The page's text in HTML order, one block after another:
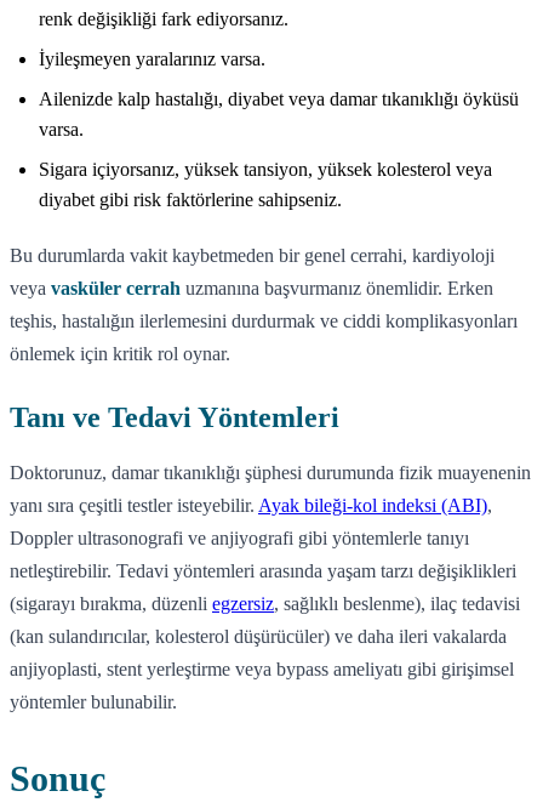
renk değişikliği fark ediyorsanız.
İyileşmeyen yaralarınız varsa.
Ailenizde kalp hastalığı, diyabet veya damar tıkanıklığı öyküsü
varsa.
Sigara içiyorsanız, yüksek tansiyon, yüksek kolesterol veya
diyabet gibi risk faktörlerine sahipseniz.
Bu durumlarda vakit kaybetmeden bir genel cerrahi, kardiyoloji
veya vasküler cerrah uzmanına başvurmanız önemlidir. Erken
teşhis, hastalığın ilerlemesini durdurmak ve ciddi komplikasyonları
önlemek için kritik rol oynar.
Tanı ve Tedavi Yöntemleri
Doktorunuz, damar tıkanıklığı şüphesi durumunda fizik muayenenin
yanı sıra çeşitli testler isteyebilir. Ayak bileği-kol indeksi (ABI),
Doppler ultrasonografi ve anjiyografi gibi yöntemlerle tanıyı
netleştirebilir. Tedavi yöntemleri arasında yaşam tarzı değişiklikleri
(sigarayı bırakma, düzenli egzersiz, sağlıklı beslenme), ilaç tedavisi
(kan sulandırıcılar, kolesterol düşürücüler) ve daha ileri vakalarda
anjiyoplasti, stent yerleştirme veya bypass ameliyatı gibi girişimsel
yöntemler bulunabilir.
Sonuç